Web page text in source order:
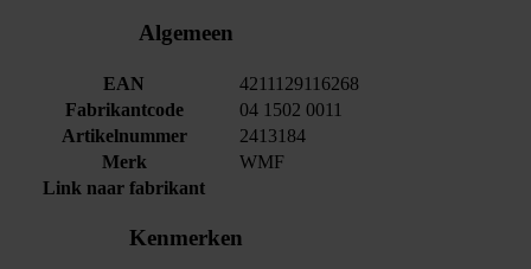
Algemeen
EAN
4211129116268
Fabrikantcode
04 1502 0011
Artikelnummer
2413184
Merk
WMF
Link naar fabrikant
Kenmerken